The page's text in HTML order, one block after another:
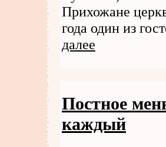
Прихожане
года один из
далее
Постное
каждый